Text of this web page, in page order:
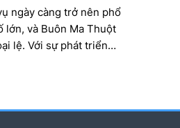
ngày càng trở nên phổ
lớn, và Buôn Ma Thuột
lệ. Với sự phát triển